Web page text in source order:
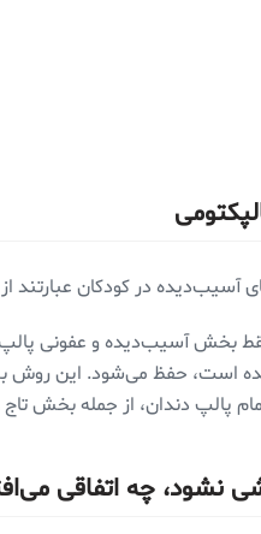
آسیب‌دیده در کودکان عبارتند از
بخش آسیب‌دیده و عفونی پالپ
است، حفظ می‌شود. این روش
پالپ دندان، از جمله بخش
نشود، چه اتفاقی